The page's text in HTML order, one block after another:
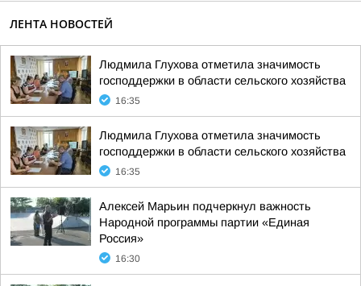
ЛЕНТА НОВОСТЕЙ
Людмила Глухова отметила значимость
господдержки в области сельского хозяйства
16:35
Людмила Глухова отметила значимость
господдержки в области сельского хозяйства
16:35
Алексей Марьин подчеркнул важность
Народной программы партии «Единая
Россия»
16:30